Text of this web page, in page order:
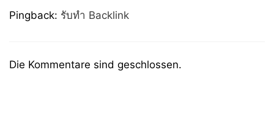
Pingback: รับทำ Backlink
Die Kommentare sind geschlossen.